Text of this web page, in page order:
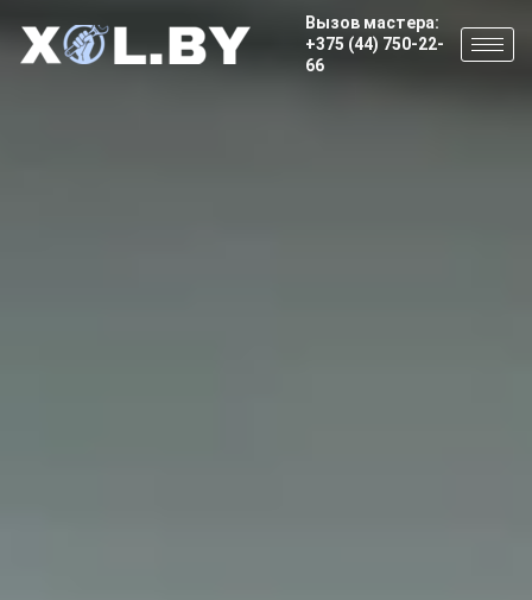
Вызов мастера:
+375 (44) 750-22-
66